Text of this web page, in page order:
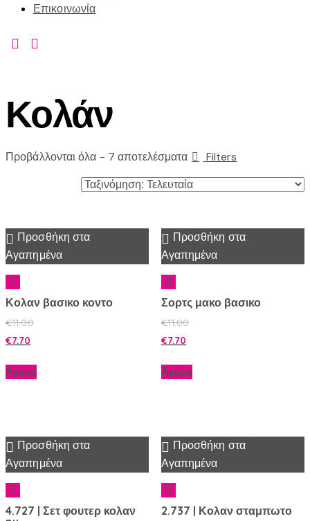
Επικοινωνία
Κολάν
Προβάλλονται όλα - 7 αποτελέσματα Filters
Προσθήκη στα
Αγαπημένα
Κολαν βασικο κοντο
€11.00
€7.70
Αγορά
Προσθήκη στα
Αγαπημένα
Σορτς μακο βασικο
€11.00
€7.70
Αγορά
Προσθήκη στα
Αγαπημένα
4.727 | Σετ φουτερ κολαν
Προσθήκη στα
Αγαπημένα
2.737 | Κολαν σταμπωτο